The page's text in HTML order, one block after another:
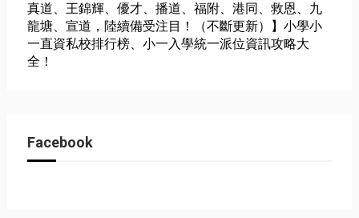
真道、王錦輝、優才、播道、福附、港同、救恩、九
龍塘、宣道，陸續備受注目！（不斷更新）】小學小
一直資私校排行榜、小一入學統一派位資訊攻略大
全！
Facebook